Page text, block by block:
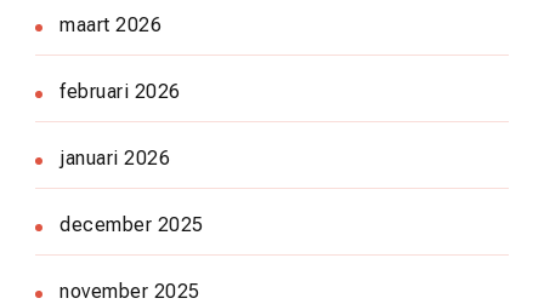
maart 2026
februari 2026
januari 2026
december 2025
november 2025